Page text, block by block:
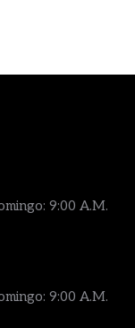
9:00 A.M.
9:00 A.M.